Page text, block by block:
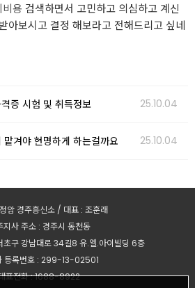
용 검색하면서 고민하고 의심하고 계신
아보시고 결정 해보라고 전해드리고 싶네
증 시험 및 취득정보 25.10.04
맡겨야 현명하게 하는걸까요 25.10.04
암 경주흥신소 / 대표 : 조훈래
지사 주소 : 경주시 동천동
초구 강남대로 34길8 유.엘.아이빌딩 6층
등록번호 : 299-13-02501
표전화 : 1688-8922